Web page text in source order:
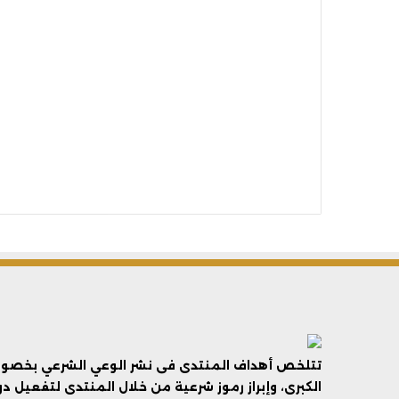
تتلخص أهداف المنتدى فى نشر الوعي الشرعي
الكبرى، وإبراز رموز شرعية من خلال المنتدى